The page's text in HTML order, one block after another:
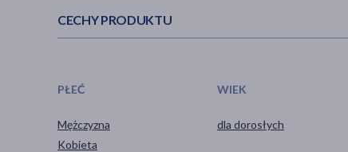
CECHY PRODUKTU
PŁEĆ
Mężczyzna
Kobieta
WIEK
dla dorosłych